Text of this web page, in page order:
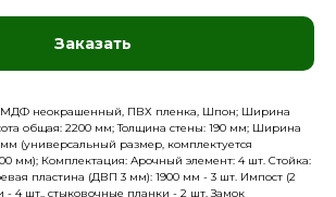
Заказать
МДФ неокрашенный, ПВХ пленка, Шпон; Ширина
общая: 2200 мм; Толщина стены: 190 мм; Ширина
мм (универсальный размер, комплектуется
мм); Комплектация: Арочный элемент: 4 шт. Стойка:
пластина (ДВП 3 мм): 1900 мм - 3 шт. Импост (2
- 4 шт., стыковочные планки - 2 шт. Замок